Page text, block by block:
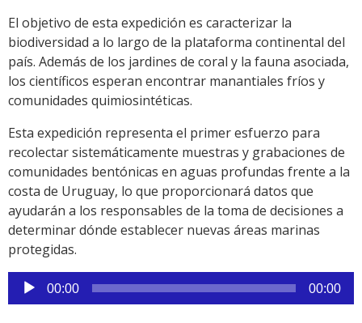
El objetivo de esta expedición es caracterizar la
biodiversidad a lo largo de la plataforma continental del
país. Además de los jardines de coral y la fauna asociada,
los científicos esperan encontrar manantiales fríos y
comunidades quimiosintéticas.
Esta expedición representa el primer esfuerzo para
recolectar sistemáticamente muestras y grabaciones de
comunidades bentónicas en aguas profundas frente a la
costa de Uruguay, lo que proporcionará datos que
ayudarán a los responsables de la toma de decisiones a
determinar dónde establecer nuevas áreas marinas
protegidas.
Reproductor
de
00:00 00:00